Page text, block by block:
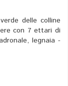
delle colline
con 7 ettari di
legnaia -